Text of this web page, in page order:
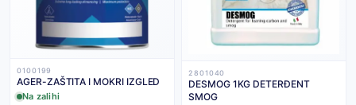
0100199
AGER-ZAŠTITA I MOKRI IZGLED
Na zalihi
2801040
DESMOG 1KG DETERĐENT
SMOG